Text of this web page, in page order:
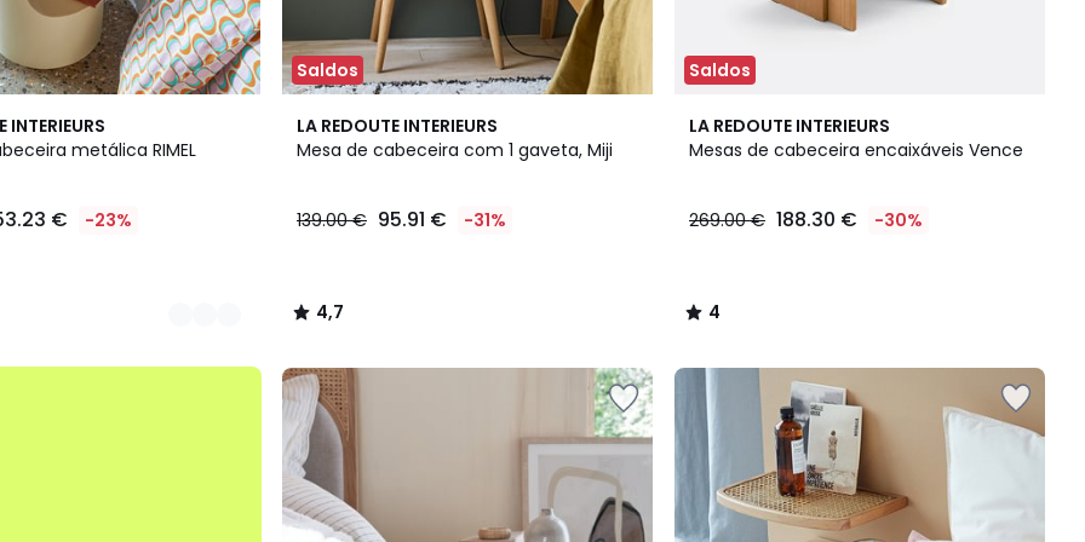
INTERIEURS
metálica RIMEL
€ -23%
Saldos
LA REDOUTE INTERIEURS
Mesa de cabeceira com 1 gaveta, Miji
139.00 € 95.91 € -31%
4,7
/ 5
4,7
/
Saldos
LA REDOUTE INTERIEURS
Mesas de cabeceira encaixáveis Vence
269.00 € 188.30 € -30%
4
/
4
/